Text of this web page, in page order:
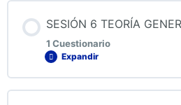
QUIZ 5 TEORÍA GENERAL
SESIÓN 6 TEORÍA
1 Cuestionario
Expandir